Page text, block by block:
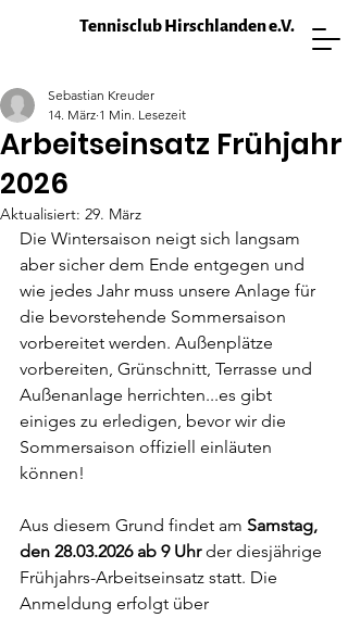
Tennisclub Hirschlanden e.V.
Arbeitseinsatz Frühjahr
2026
Sebastian Kreuder
14. März 1 Min. Lesezeit
Aktualisiert: 29. März
Die Wintersaison neigt sich langsam
aber sicher dem Ende entgegen und
wie jedes Jahr muss unsere Anlage für
die bevorstehende Sommersaison
vorbereitet werden. Außenplätze
vorbereiten, Grünschnitt, Terrasse und
Außenanlage herrichten...es gibt
einiges zu erledigen, bevor wir die
Sommersaison offiziell einläuten
können!
Aus diesem Grund findet am Samstag,
den 28.03.2026 ab 9 Uhr der diesjährige
Frühjahrs-Arbeitseinsatz statt. Die
Anmeldung erfolgt über